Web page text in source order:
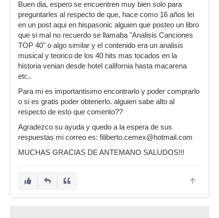
Buen dia, espero se encuentren muy bien solo para
preguntarles al respecto de que, hace como 16 años lei
en un post aqui en hispasonic alguien que posteo un libro
que si mal no recuerdo se llamaba "Analisis Canciones
TOP 40" o algo similar y el contenido era un analisis
musical y teorico de los 40 hits mas tocados en la
historia venian desde hotel california hasta macarena
etc..
Para mi es importantisimo encontrarlo y poder comprarlo
o si es gratis poder obtenerlo. alguien sabe alto al
respecto de esto que comento??
Agradezco su ayuda y quedo a la espera de sus
respuestas mi correo es: filiberto.cemex@hotmail.com
MUCHAS GRACIAS DE ANTEMANO SALUDOS!!!